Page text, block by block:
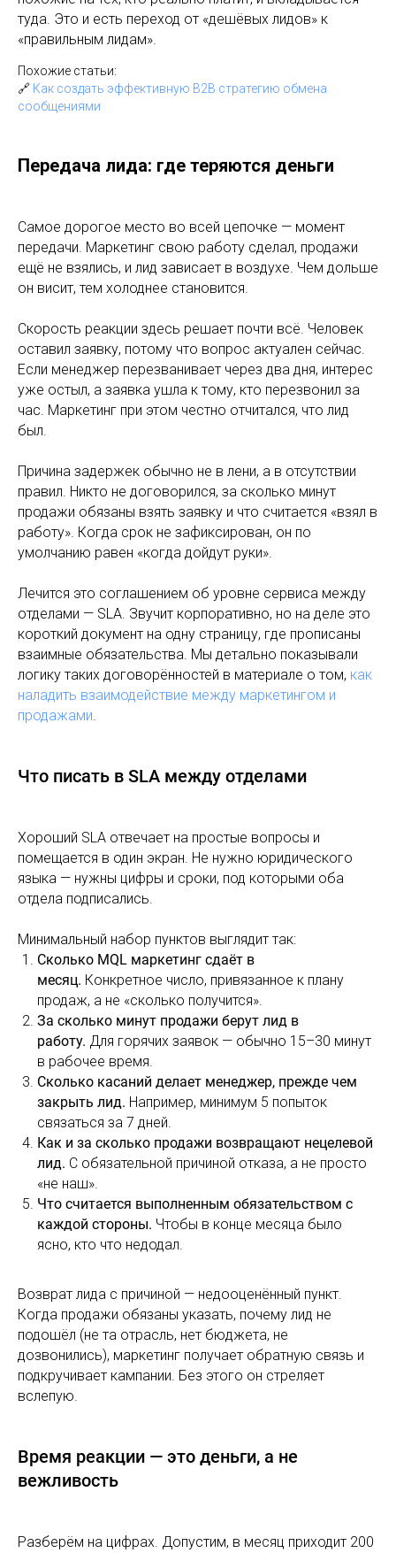
туда. Это и есть переход от «дешёвых лидов» к
«правильным лидам».
Похожие статьи:
🔗 Как создать эффективную B2B стратегию обмена
сообщениями
Передача лида: где теряются деньги
Самое дорогое место во всей цепочке — момент
передачи. Маркетинг свою работу сделал, продажи
ещё не взялись, и лид зависает в воздухе. Чем дольше
он висит, тем холоднее становится.
Скорость реакции здесь решает почти всё. Человек
оставил заявку, потому что вопрос актуален сейчас.
Если менеджер перезванивает через два дня, интерес
уже остыл, а заявка ушла к тому, кто перезвонил за
час. Маркетинг при этом честно отчитался, что лид
был.
Причина задержек обычно не в лени, а в отсутствии
правил. Никто не договорился, за сколько минут
продажи обязаны взять заявку и что считается «взял в
работу». Когда срок не зафиксирован, он по
умолчанию равен «когда дойдут руки».
Лечится это соглашением об уровне сервиса между
отделами — SLA. Звучит корпоративно, но на деле это
короткий документ на одну страницу, где прописаны
взаимные обязательства. Мы детально показывали
логику таких договорённостей в материале о том, как
наладить взаимодействие между маркетингом и
продажами.
Что писать в SLA между отделами
Хороший SLA отвечает на простые вопросы и
помещается в один экран. Не нужно юридического
языка — нужны цифры и сроки, под которыми оба
отдела подписались.
Минимальный набор пунктов выглядит так:
Сколько MQL маркетинг сдаёт в
месяц. Конкретное число, привязанное к плану
продаж, а не «сколько получится».
За сколько минут продажи берут лид в
работу. Для горячих заявок — обычно 15–30 минут
в рабочее время.
Сколько касаний делает менеджер, прежде чем
закрыть лид. Например, минимум 5 попыток
связаться за 7 дней.
Как и за сколько продажи возвращают нецелевой
лид. С обязательной причиной отказа, а не просто
«не наш».
Что считается выполненным обязательством с
каждой стороны. Чтобы в конце месяца было
ясно, кто что недодал.
Возврат лида с причиной — недооценённый пункт.
Когда продажи обязаны указать, почему лид не
подошёл (не та отрасль, нет бюджета, не
дозвонились), маркетинг получает обратную связь и
подкручивает кампании. Без этого он стреляет
вслепую.
Время реакции — это деньги, а не
вежливость
Разберём на цифрах. Допустим, в месяц приходит 200